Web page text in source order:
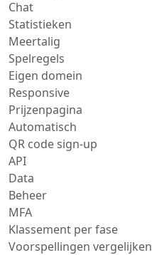
Chat
Statistieken
Meertalig
Spelregels
Eigen domein
Responsive
Prijzenpagina
Automatisch
QR code sign-up
API
Data
Beheer
MFA
Klassement per fase
Voorspellingen vergelijken